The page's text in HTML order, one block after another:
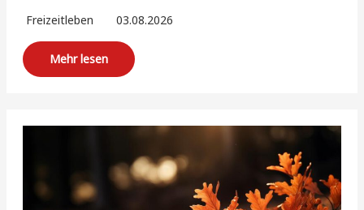
Freizeitleben 03.08.2026
Mehr lesen